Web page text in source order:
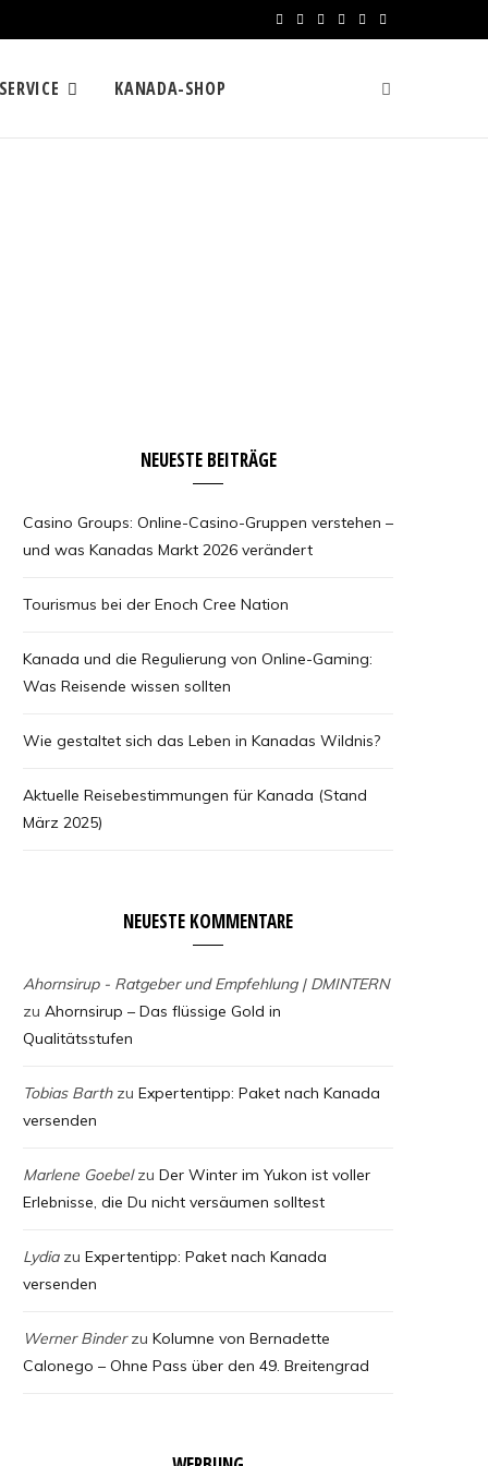
e w t T
n
k
SERVICE KANADA-SHOP
NEUESTE BEITRÄGE
Casino Groups: Online-Casino-Gruppen verstehen –
und was Kanadas Markt 2026 verändert
Tourismus bei der Enoch Cree Nation
Kanada und die Regulierung von Online-Gaming:
Was Reisende wissen sollten
Wie gestaltet sich das Leben in Kanadas Wildnis?
Aktuelle Reisebestimmungen für Kanada (Stand
März 2025)
NEUESTE KOMMENTARE
Ahornsirup - Ratgeber und Empfehlung | DMINTERN
zu Ahornsirup – Das flüssige Gold in
Qualitätsstufen
Tobias Barthzu Expertentipp: Paket nach Kanada
versenden
Marlene Goebelzu Der Winter im Yukon ist voller
Erlebnisse, die Du nicht versäumen solltest
Lydiazu Expertentipp: Paket nach Kanada
versenden
Werner Binderzu Kolumne von Bernadette
Calonego – Ohne Pass über den 49. Breitengrad